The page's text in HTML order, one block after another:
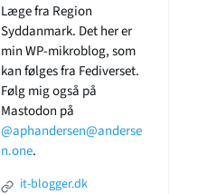
Læge fra Region
Syddanmark. Det her er
min WP-mikroblog, som
kan følges fra Fediverset.
Følg mig også på
Mastodon på
@aphandersen@anderse
n.one.
it-blogger.dk